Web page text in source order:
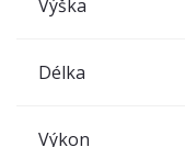
Výška
Délka
Výkon